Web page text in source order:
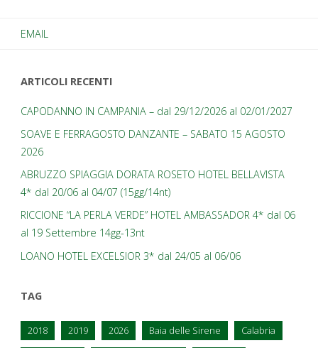
EMAIL
ARTICOLI RECENTI
CAPODANNO IN CAMPANIA – dal 29/12/2026 al 02/01/2027
SOAVE E FERRAGOSTO DANZANTE – SABATO 15 AGOSTO
2026
ABRUZZO SPIAGGIA DORATA ROSETO HOTEL BELLAVISTA
4* dal 20/06 al 04/07 (15gg/14nt)
RICCIONE “LA PERLA VERDE” HOTEL AMBASSADOR 4* dal 06
al 19 Settembre 14gg-13nt
LOANO HOTEL EXCELSIOR 3* dal 24/05 al 06/06
TAG
2018 2019 2026 Baia delle Sirene Calabria